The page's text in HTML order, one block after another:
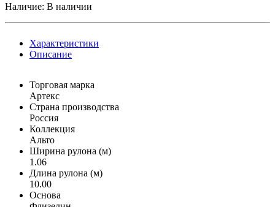
Наличие: В наличии
Характеристики
Описание
Торговая марка
Артекс
Страна производства
Россия
Коллекция
Альто
Ширина рулона (м)
1.06
Длина рулона (м)
10.00
Основа